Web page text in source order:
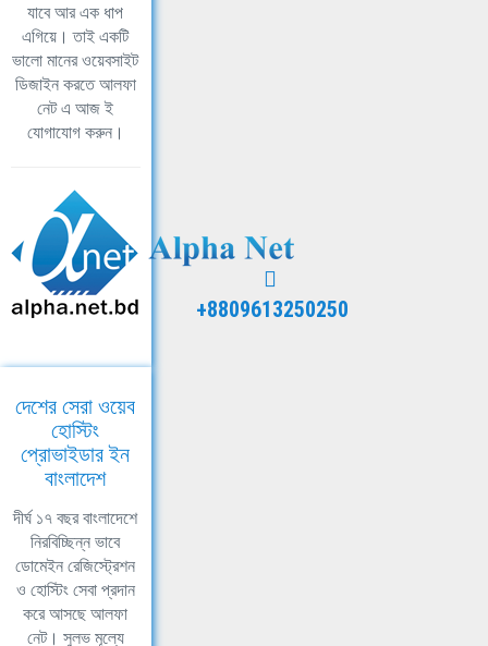
যাবে আর এক ধাপ
এগিয়ে। তাই একটি
ভালো মানের ওয়েবসাইট
ডিজাইন করতে আলফা
নেট এ আজ ই
যোগাযোগ করুন।
+8809613250250
দেশের সেরা ওয়েব
হোস্টিং
প্রোভাইডার ইন
বাংলাদেশ
দীর্ঘ ১৭ বছর বাংলাদেশে
নিরবিচ্ছিন্ন ভাবে
ডোমেইন রেজিস্ট্রেশন
ও হোস্টিং সেবা প্রদান
করে আসছে আলফা
নেট। সুলভ মূল্যে